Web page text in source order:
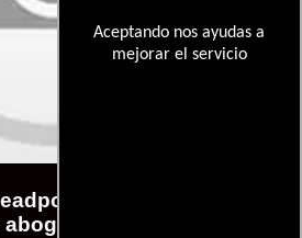
Aceptando nos ayudas a
mejorar el servicio
será “una pesadilla
de Fox”